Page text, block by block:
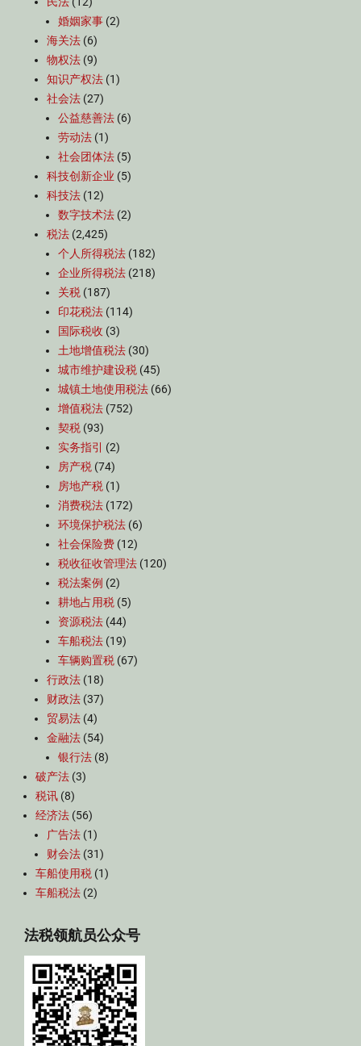
婚姻家事 (2)
海关法 (6)
物权法 (9)
知识产权法 (1)
社会法 (27)
公益慈善法 (6)
劳动法 (1)
社会团体法 (5)
科技创新企业 (5)
科技法 (12)
数字技术法 (2)
税法 (2,425)
个人所得税法 (182)
企业所得税法 (218)
关税 (187)
印花税法 (114)
国际税收 (3)
土地增值税法 (30)
城市维护建设税 (45)
城镇土地使用税法 (66)
增值税法 (752)
契税 (93)
实务指引
(2)
房产税 (74)
房地产税 (1)
消费税法 (172)
环境保护税法 (6)
社会保险费 (12)
税收征收管理法 (120)
税法案例 (2)
耕地占用税 (5)
资源税法 (44)
车船税法 (19)
车辆购置税 (67)
行政法 (18)
财政法 (37)
贸易法 (4)
金融法 (54)
银行法 (8)
破产法 (3)
税讯 (8)
经济法 (56)
广告法 (1)
财会法 (31)
车船使用税 (1)
车船税法 (2)
法税领航员公众号